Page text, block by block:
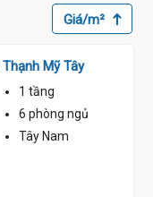
Giá/m²
Thạnh Mỹ Tây
1 tầng
6 phòng ngủ
Tây Nam